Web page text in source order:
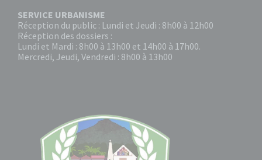
SERVICE URBANISME
Réception du public : Lundi et Jeudi : 8h00 à 12h00
Réception des dossiers :
Lundi et Mardi : 8h00 à 13h00 et 14h00 à 17h00.
Mercredi, Jeudi, Vendredi : 8h00 à 13h00